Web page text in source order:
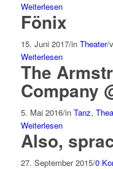
Weiterlesen
Fönix
15. Juni 2017/in Theater/
Weiterlesen
The
Company
5. Mai 2016/in Tanz,
Weiterlesen
Also,
27. September 2015/0